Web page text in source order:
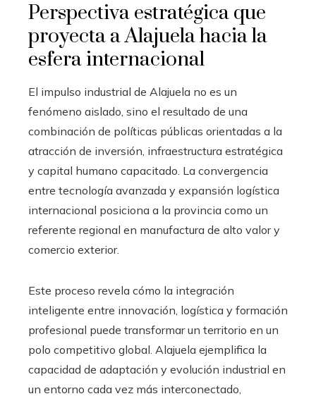
Perspectiva estratégica que
proyecta a Alajuela hacia la
esfera internacional
El impulso industrial de Alajuela no es un
fenómeno aislado, sino el resultado de una
combinación de políticas públicas orientadas a la
atracción de inversión, infraestructura estratégica
y capital humano capacitado. La convergencia
entre tecnología avanzada y expansión logística
internacional posiciona a la provincia como un
referente regional en manufactura de alto valor y
comercio exterior.
Este proceso revela cómo la integración
inteligente entre innovación, logística y formación
profesional puede transformar un territorio en un
polo competitivo global. Alajuela ejemplifica la
capacidad de adaptación y evolución industrial en
un entorno cada vez más interconectado,